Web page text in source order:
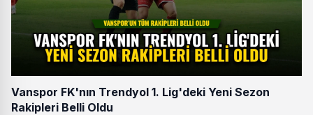
Vanspor FK'nın Trendyol 1. Lig'deki Yeni Sezon
Rakipleri Belli Oldu